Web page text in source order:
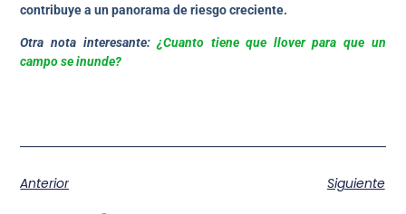
contribuye a un panorama de riesgo creciente.
Otra nota interesante:¿Cuanto tiene que llover para que un
campo se inunde?
Anterior Siguiente